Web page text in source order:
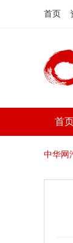
首页
首
中华网